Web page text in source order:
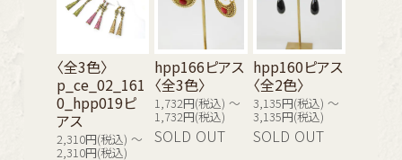
〈全3色〉
p_ce_02_161
0_hpp019ピ
アス
2,310円(税込) ～
2,310円(税込)
hpp166ピアス
〈全3色〉
1,732円(税込) ～
1,732円(税込)
SOLD OUT
hpp160ピアス
〈全2色〉
3,135円(税込) ～
3,135円(税込)
SOLD OUT